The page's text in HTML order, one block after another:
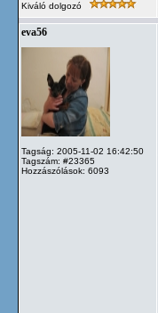
Kiváló dolgozó
eva56
Tagság: 2005-11-02 16:42:50
Tagszám: #23365
Hozzászólások: 6093